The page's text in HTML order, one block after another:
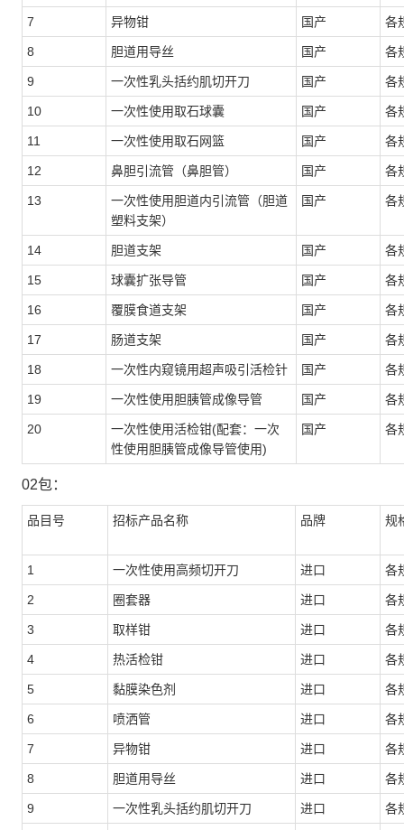
7 异物钳 国产 各
8 胆道用导丝 国产 各
9 一次性乳头括约肌切开刀 国产 各
10 一次性使用取石球囊 国产 各
11 一次性使用取石网篮 国产 各
12 鼻胆引流管（鼻胆管） 国产 各
13
一次性使用胆道内引流管（胆道
塑料支架）
国产 各
14 胆道支架 国产 各
15 球囊扩张导管 国产 各
16 覆膜食道支架 国产 各
17 肠道支架 国产 各
18 一次性内窥镜用超声吸引活检针 国产 各
19 一次性使用胆胰管成像导管 国产 各
20 一次性使用活检钳(配套：一次
性使用胆胰管成像导管使用)
国产 各
02包：
品目号 招标产品名称 品牌 规
1 一次性使用高频切开刀 进口 各
2 圈套器 进口 各
3 取样钳 进口 各
4 热活检钳 进口 各
5 黏膜染色剂 进口 各
6 喷洒管 进口 各
7 异物钳 进口 各
8 胆道用导丝 进口 各
9 一次性乳头括约肌切开刀 进口 各